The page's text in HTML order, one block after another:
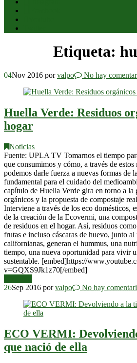
Etiqueta:
04Nov 2016 porvalpo No hay
Huella Verde: Residuos
hogar
Noticias
Fuente: UPLA TV Tomarnos el tiempo
que consumimos y cómo, a través de estos
podemos darle fuerza a nuevas formas de
fundamental para el cuidado del
capítulo de Huella Verde gira en torno a la
orgánicos y la propuesta de compostaje
Interviene a través de los eco domésticos,
de la creación de la Ecovermi, una
de residuos en el hogar. Así, residuos
frutas e incluso cáscaras de huevo, junto
californianas, generan el hummus, una
tiempo, una nueva oportunidad para vivir
sustentable. [embed]https://
v=GQXS9Jk1z70[/embed]
26Sep 2016 porvalpo No hay
ECO VERMI:
que nació de ella